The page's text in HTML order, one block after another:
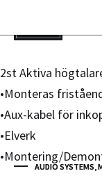
AUDIO SYSTEMS,
AUDIO SYSTEMS,
2st Aktiva
•Monteras
•Aux-kabel för
•Elverk
•Montering/